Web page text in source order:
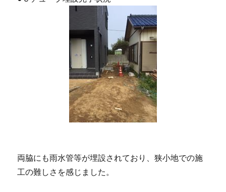
両脇にも雨水管等が埋設されており、狭小地での施
工の難しさを感じました。